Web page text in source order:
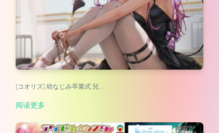
[コオリズ] 幼なじみ卒業式 兒…
阅读更多